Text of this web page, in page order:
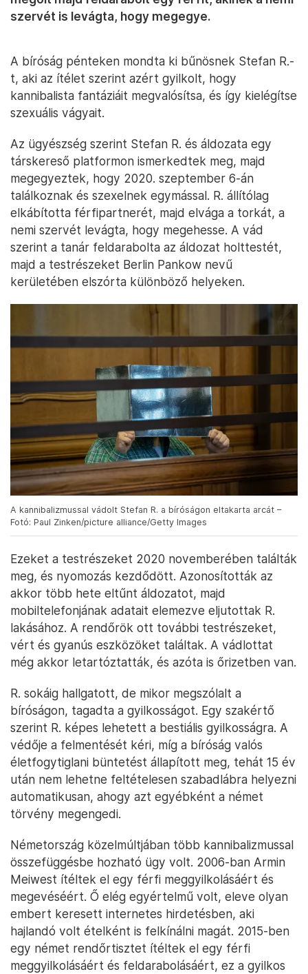
szervét is levágta, hogy megegye.
A bíróság pénteken mondta ki bűnösnek Stefan R.-
t, aki az ítélet szerint azért gyilkolt, hogy
kannibalista fantáziáit megvalósítsa, és így kielégítse
szexuális vágyait.
Az ügyészség szerint Stefan R. és áldozata egy
társkereső platformon ismerkedtek meg, majd
megegyeztek, hogy 2020. szeptember 6-án
találkoznak és szexelnek egymással. R. állítólag
elkábította férfipartnerét, majd elvága a torkát, a
nemi szervét levágta, hogy megehesse. A vád
szerint a tanár feldarabolta az áldozat holttestét,
majd a testrészeket Berlin Pankow nevű
kerületében elszórta különböző helyeken.
A kannibalizmussal vádolt Stefan R. a bíróságon eltakarta arcát –
Fotó: Paul Zinken/picture alliance/Getty Images
Ezeket a testrészeket 2020 novemberében találták
meg, és nyomozás kezdődött. Azonosították az
akkor több hete eltűnt áldozatot, majd
mobiltelefonjának adatait elemezve eljutottak R.
lakásához. A rendőrök ott további testrészeket,
vért és gyanús eszközöket találtak. A vádlottat
még akkor letartóztatták, és azóta is őrizetben van.
R. sokáig hallgatott, de mikor megszólalt a
bíróságon, tagadta a gyilkosságot. Egy szakértő
szerint R. képes lehetett a bestiális gyilkosságra. A
védője a felmentését kéri, míg a bíróság valós
életfogytiglani büntetést állapított meg, tehát 15 év
után nem lehetne feltételesen szabadlábra helyezni
automatikusan, ahogy azt egyébként a német
törvény megengedi.
Németország közelmúltjában több kannibalizmussal
összefüggésbe hozható ügy volt. 2006-ban Armin
Meiwest ítéltek el egy férfi meggyilkolásáért és
megevéséért. Ő elég egyértelmű volt, eleve olyan
embert keresett internetes hirdetésben, aki
hajlandó volt ételként is felkínálni magát. 2015-ben
egy német rendőrtisztet ítéltek el egy férfi
meggyilkolásáért és feldarabolásáért, ez a gyilkos